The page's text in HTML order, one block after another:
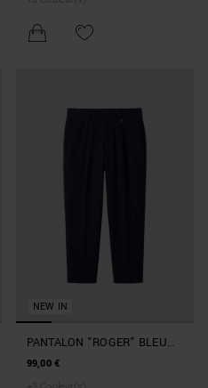
NEW IN
PANTALON "ROGER" BLEU
MARINE REGULAR FIT À LA
99,00 €